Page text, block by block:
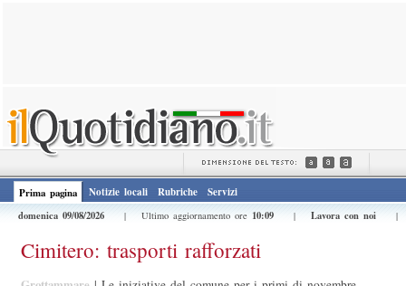
Prima pagina Notizie locali Rubriche
Servizi
domenica 09/08/2026
| Ultimo aggiornamento ore 10:09 | Lavora con noi
Cimitero: trasporti rafforzati